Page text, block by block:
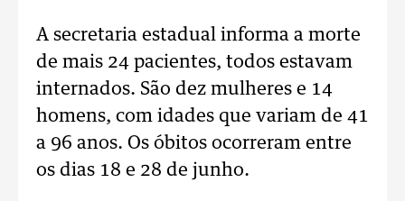
A secretaria estadual informa a morte
de mais 24 pacientes, todos estavam
internados. São dez mulheres e 14
homens, com idades que variam de 41
a 96 anos. Os óbitos ocorreram entre
os dias 18 e 28 de junho.